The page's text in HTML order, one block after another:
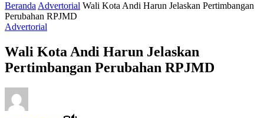
Beranda Advertorial Wali Kota Andi Harun Jelaskan Pertimbangan
Perubahan RPJMD
Advertorial
Wali Kota Andi Harun Jelaskan
Pertimbangan Perubahan RPJMD